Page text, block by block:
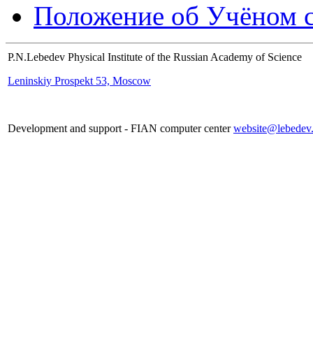
Положение об Учёном
P.N.Lebedev Physical Institute of the Russian Academy of Science
Leninskiy Prospekt 53, Moscow
Development and support - FIAN computer center